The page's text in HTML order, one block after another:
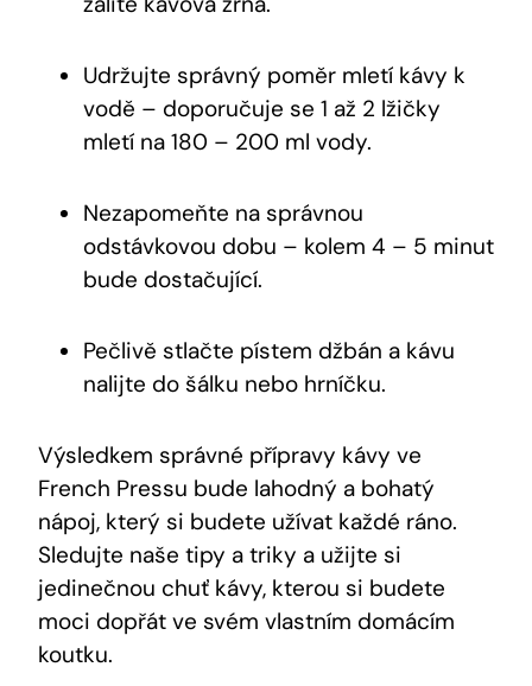
Udržujte správný poměr mletí kávy k
vodě – doporučuje se 1 až 2 lžičky
mletí na 180 – 200 ml vody.
Nezapomeňte na správnou
odstávkovou dobu – kolem 4 – 5 minut
bude dostačující.
Pečlivě stlačte pístem džbán a kávu
nalijte do šálku nebo hrníčku.
Výsledkem správné přípravy kávy ve
French Pressu bude lahodný a bohatý
nápoj, který si budete užívat každé ráno.
Sledujte naše tipy a triky a užijte si
jedinečnou chuť kávy, kterou si budete
moci dopřát ve svém vlastním domácím
koutku.